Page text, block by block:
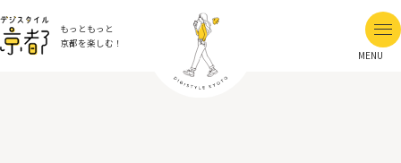
もっともっと
京都を楽しむ！
MENU